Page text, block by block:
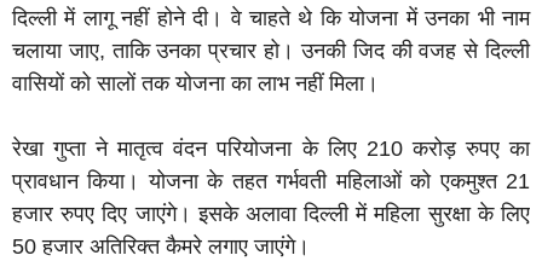
दिल्ली में लागू नहीं होने दी। वे चाहते थे कि योजना में उनका भी नाम
चलाया जाए, ताकि उनका प्रचार हो। उनकी जिद की वजह से दिल्ली
वासियों को सालों तक योजना का लाभ नहीं मिला।
रेखा गुप्ता ने मातृत्व वंदन परियोजना के लिए 210 करोड़ रुपए का
प्रावधान किया। योजना के तहत गर्भवती महिलाओं को एकमुश्त 21
हजार रुपए दिए जाएंगे। इसके अलावा दिल्ली में महिला सुरक्षा के लिए
50 हजार अतिरिक्त कैमरे लगाए जाएंगे।